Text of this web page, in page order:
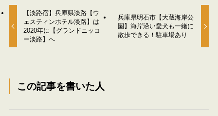
【淡路宿】兵庫県淡路【ウ
ェスティンホテル淡路】は
2020年に【グランドニッコ
ー淡路】へ
兵庫県明石市【大蔵海岸公
園】海岸沿い愛犬も一緒に
散歩できる！駐車場あり
この記事を書いた人